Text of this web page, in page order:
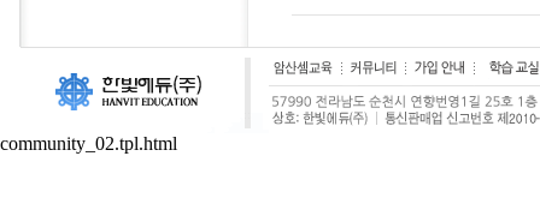
community_02.tpl.html